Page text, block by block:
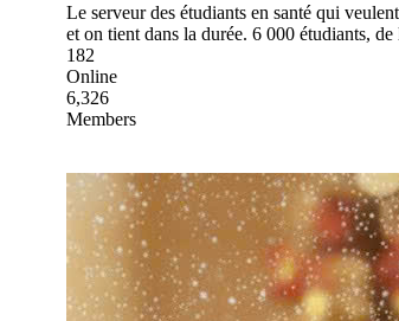
Le serveur des étudiants en santé qui
et on tient dans la durée. 6 000 étudiants,
182
Online
6,326
Members